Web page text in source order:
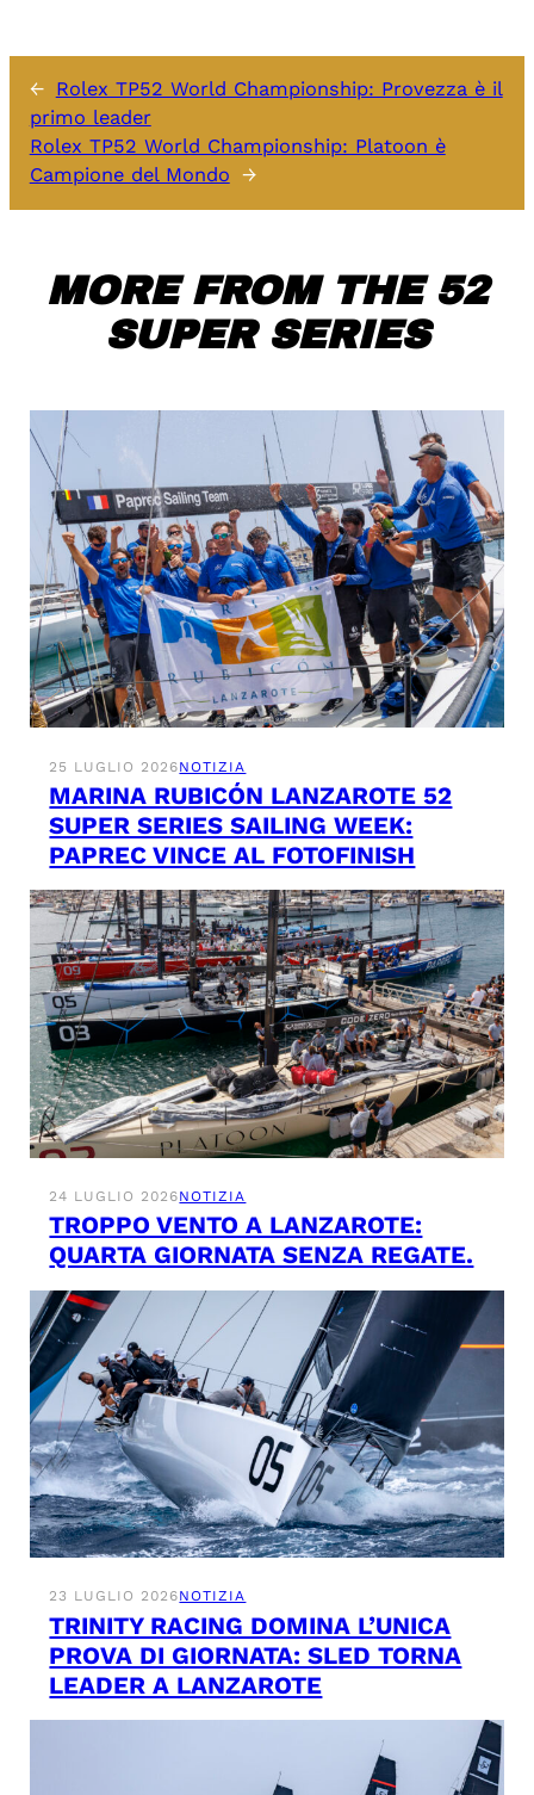
← Rolex TP52 World Championship: Provezza è il
primo leader
Rolex TP52 World Championship: Platoon è
Campione del Mondo →
MORE FROM THE 52
SUPER SERIES
25 LUGLIO 2026NOTIZIA
MARINA RUBICÓN LANZAROTE 52
SUPER SERIES SAILING WEEK:
PAPREC VINCE AL FOTOFINISH
24 LUGLIO 2026NOTIZIA
TROPPO VENTO A LANZAROTE:
QUARTA GIORNATA SENZA REGATE.
23 LUGLIO 2026NOTIZIA
TRINITY RACING DOMINA L’UNICA
PROVA DI GIORNATA: SLED TORNA
LEADER A LANZAROTE